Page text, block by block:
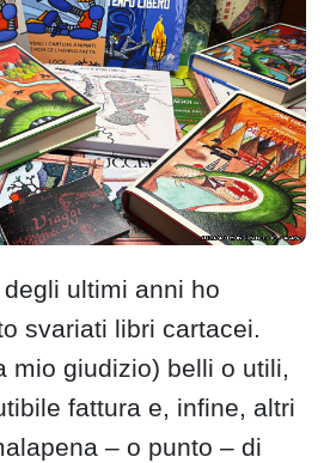
ultimi anni ho
svariati libri cartacei.
mio giudizio) belli o utili,
fattura e, infine, altri
– o punto – di